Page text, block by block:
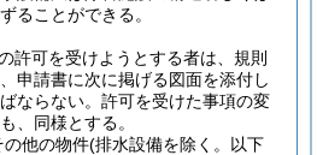
ることができる。
許可を受けようとする者は、規則
申請書に次に掲げる図面を添付し
ならない。 許可を受けた事項の変
、同様とする。
の他の物件(排水設備を除く。以下